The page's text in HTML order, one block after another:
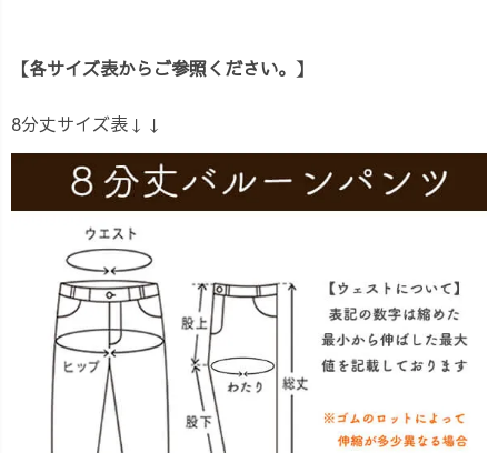
【各サイズ表からご参照ください。】
8分丈サイズ表↓↓